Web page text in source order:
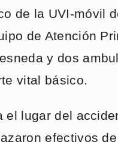
de la UVI-móvil
de Atención
y dos
vital básico.
el lugar del
efectivos de